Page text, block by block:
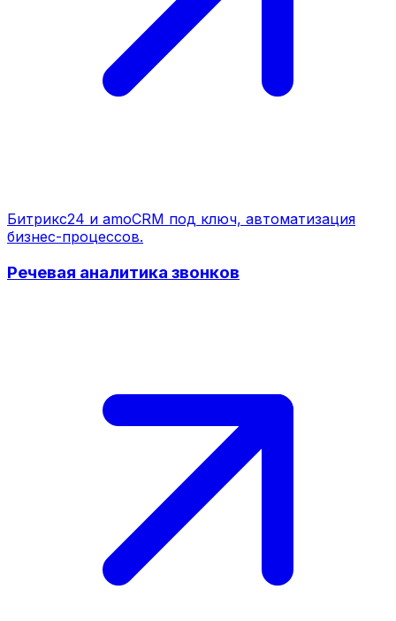
Битрикс24 и amoCRM под ключ, автоматизация
бизнес-процессов.
Речевая аналитика звонков